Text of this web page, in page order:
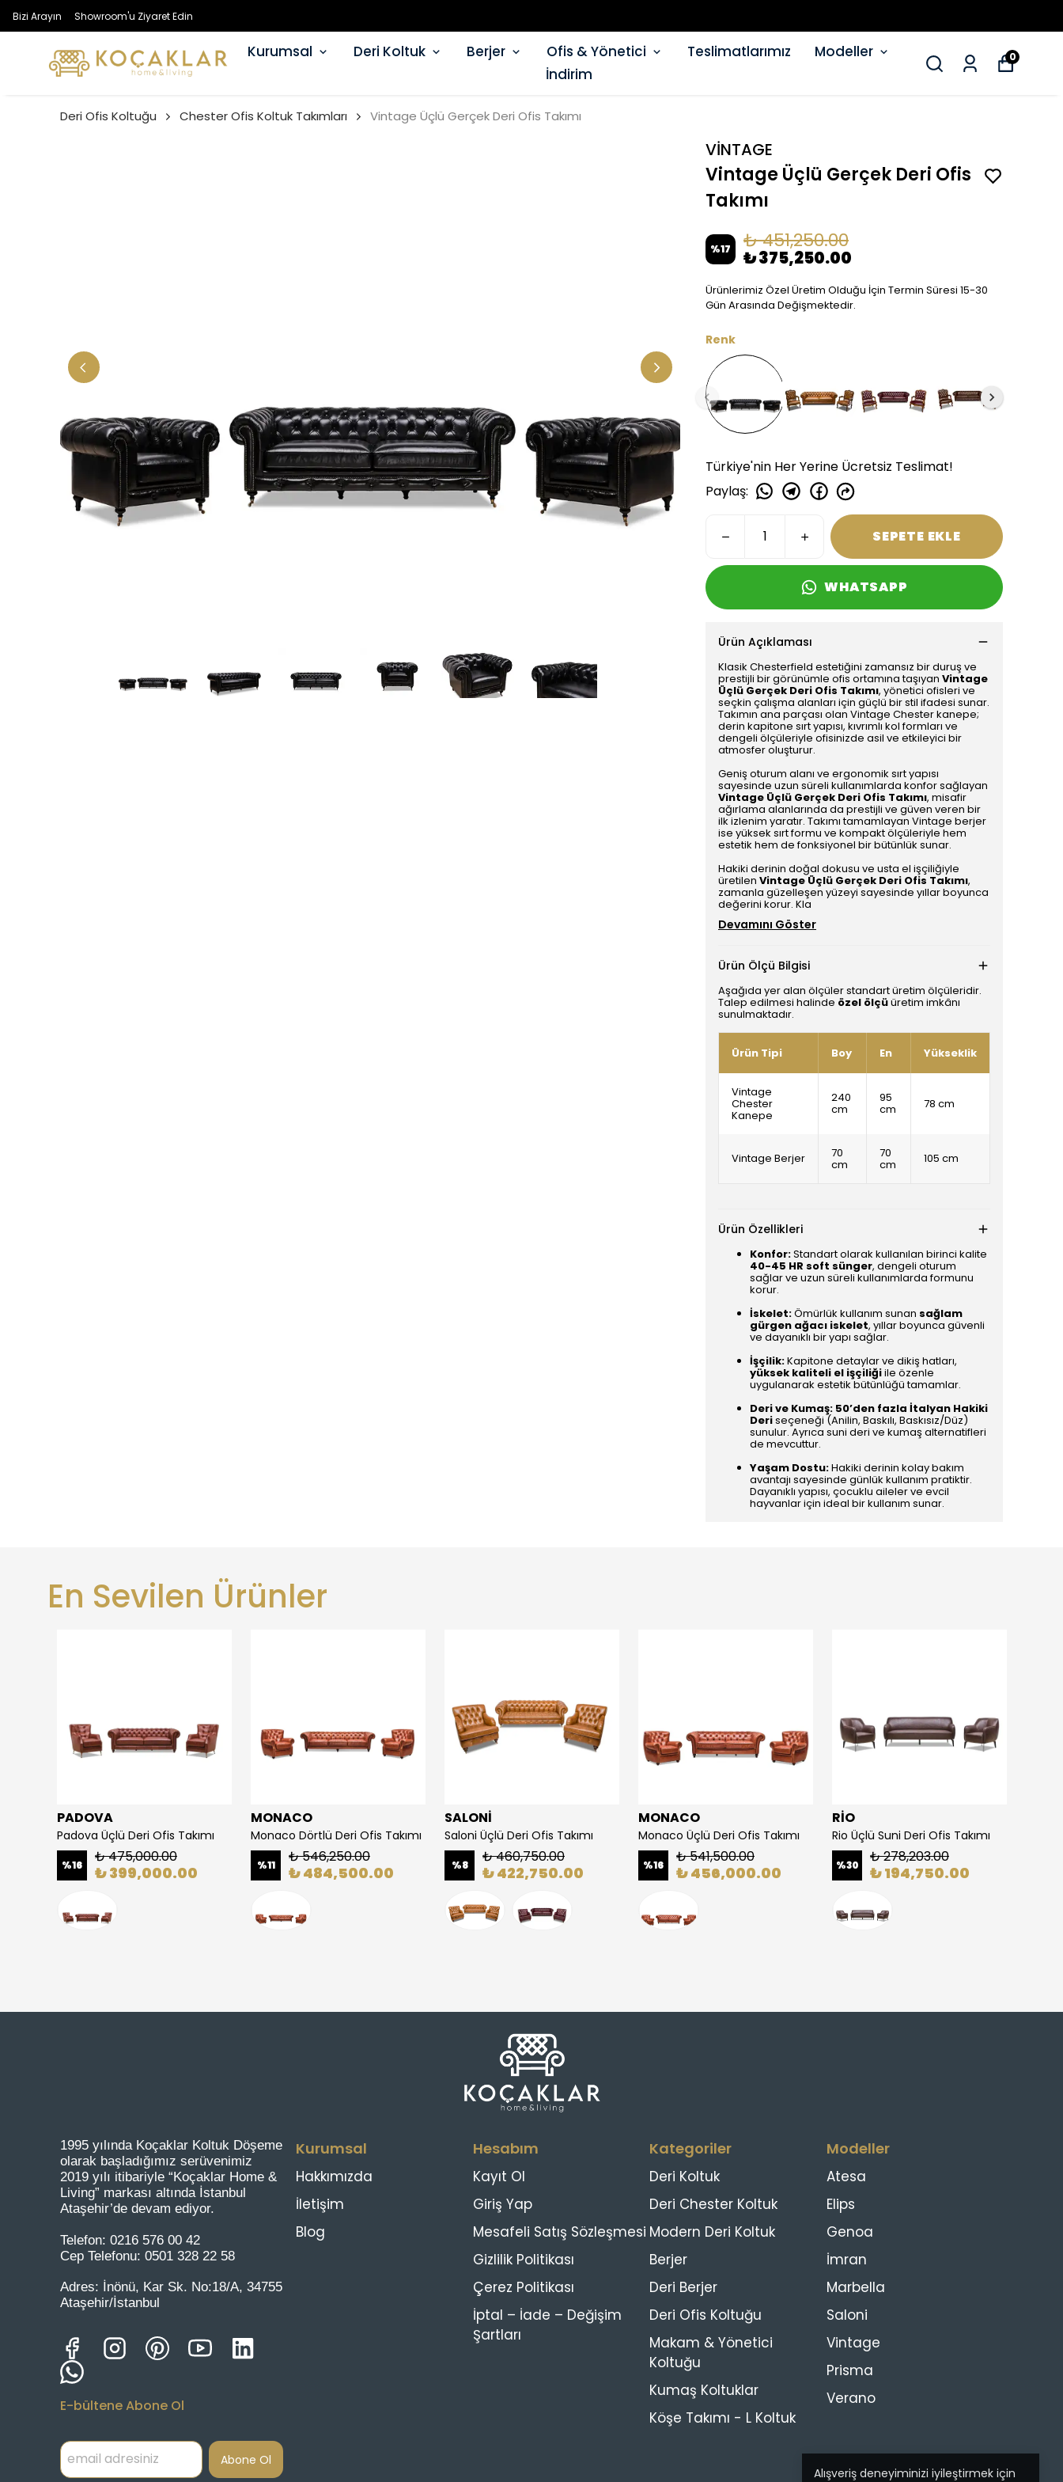
Bizi Arayın Showroom'u Ziyaret Edin
Kurumsal Deri Koltuk Berjer Ofis & Yönetici Teslimatlarımız
Modeller
İndirim
0
Alışveriş deneyiminizi iyileştirmek için
Deri Ofis Koltuğu Chester Ofis Koltuk Takımları Vintage Üçlü Gerçek Deri Ofis Takımı
VİNTAGE
Vintage Üçlü Gerçek Deri Ofis
Takımı
%17 ₺ 451,250.00
₺ 375,250.00
Ürünlerimiz Özel Üretim Olduğu İçin Termin Süresi 15-30
Gün Arasında Değişmektedir.
Renk
Türkiye'nin Her Yerine Ücretsiz Teslimat!
Paylaş:
SEPETE EKLE
WHATSAPP
Ürün Açıklaması
Klasik Chesterfield estetiğini zamansız bir duruş ve
prestijli bir görünümle ofis ortamına taşıyan Vintage
Üçlü Gerçek Deri Ofis Takımı, yönetici ofisleri ve
seçkin çalışma alanları için güçlü bir stil ifadesi sunar.
Takımın ana parçası olan Vintage Chester kanepe;
derin kapitone sırt yapısı, kıvrımlı kol formları ve
dengeli ölçüleriyle ofisinizde asil ve etkileyici bir
atmosfer oluşturur.
Geniş oturum alanı ve ergonomik sırt yapısı
sayesinde uzun süreli kullanımlarda konfor sağlayan
Vintage Üçlü Gerçek Deri Ofis Takımı, misafir
ağırlama alanlarında da prestijli ve güven veren bir
ilk izlenim yaratır. Takımı tamamlayan Vintage berjer
ise yüksek sırt formu ve kompakt ölçüleriyle hem
estetik hem de fonksiyonel bir bütünlük sunar.
Hakiki derinin doğal dokusu ve usta el işçiliğiyle
üretilen Vintage Üçlü Gerçek Deri Ofis Takımı,
zamanla güzelleşen yüzeyi sayesinde yıllar boyunca
değerini korur. Kla
Devamını Göster
Ürün Ölçü Bilgisi
Aşağıda yer alan ölçüler standart üretim ölçüleridir.
Talep edilmesi halinde özel ölçüüretim imkânı
sunulmaktadır.
Ürün Tipi Boy En Yükseklik
Vintage
Chester
Kanepe
240
cm
95
cm 78 cm
Vintage Berjer 70
cm
70
cm 105 cm
Ürün Özellikleri
Konfor:Standart olarak kullanılan birinci kalite
40-45 HR soft sünger, dengeli oturum
sağlar ve uzun süreli kullanımlarda formunu
korur.
İskelet:Ömürlük kullanım sunan sağlam
gürgen ağacı iskelet, yıllar boyunca güvenli
ve dayanıklı bir yapı sağlar.
İşçilik:Kapitone detaylar ve dikiş hatları,
yüksek kaliteli el işçiliğiile özenle
uygulanarak estetik bütünlüğü tamamlar.
Deri ve Kumaş: 50’den fazla İtalyan Hakiki
Deriseçeneği (Anilin, Baskılı, Baskısız/Düz)
sunulur. Ayrıca suni deri ve kumaş alternatifleri
de mevcuttur.
Yaşam Dostu:Hakiki derinin kolay bakım
avantajı sayesinde günlük kullanım pratiktir.
Dayanıklı yapısı, çocuklu aileler ve evcil
hayvanlar için ideal bir kullanım sunar.
En Sevilen Ürünler
PADOVA
Padova Üçlü Deri Ofis Takımı
%16 ₺ 475,000.00
₺ 399,000.00
MONACO
Monaco Dörtlü Deri Ofis Takımı
%11 ₺ 546,250.00
₺ 484,500.00
SALONİ
Saloni Üçlü Deri Ofis Takımı
%8 ₺ 460,750.00
₺ 422,750.00
MONACO
Monaco Üçlü Deri Ofis Takımı
%16 ₺ 541,500.00
₺ 456,000.00
RİO
Rio Üçlü Suni Deri Ofis Takımı
%30 ₺ 278,203.00
₺ 194,750.00
Kurumsal
Hakkımızda
İletişim
Blog
Hesabım
Kayıt Ol
Giriş Yap
Mesafeli Satış Sözleşmesi
Gizlilik Politikası
Çerez Politikası
İptal – İade – Değişim
Şartları
Kategoriler
Deri Koltuk
Deri Chester Koltuk
Modern Deri Koltuk
Berjer
Deri Berjer
Deri Ofis Koltuğu
Makam & Yönetici
Koltuğu
Kumaş Koltuklar
Köşe Takımı - L Koltuk
Modeller
Atesa
Elips
Genoa
İmran
Marbella
Saloni
Vintage
Prisma
Verano
1995 yılında Koçaklar Koltuk Döşeme
olarak başladığımız serüvenimiz
2019 yılı itibariyle “Koçaklar Home &
Living” markası altında İstanbul
Ataşehir’de devam ediyor.
Telefon: 0216 576 00 42
Cep Telefonu: 0501 328 22 58
Adres:
İnönü, Kar Sk. No:18/A, 34755
Ataşehir/İstanbul
E-bültene Abone Ol
Abone Ol